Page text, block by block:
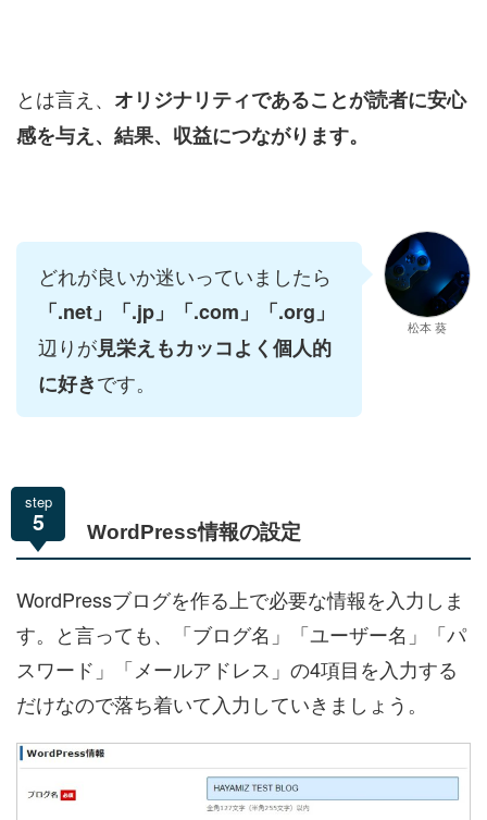
とは言え、 オリジナリティであることが読者に安心
感を与え、結果、収益につながります。
どれが良いか迷いっていましたら
「.net」「.jp」「.com」「.org」
辺りが見栄えもカッコよく個人的
に好きです。
松本 葵
step
5 WordPress情報の設定
WordPressブログを作る上で必要な情報を入力しま
す。と言っても、「ブログ名」「ユーザー名」「パ
スワード」「メールアドレス」の4項目を入力する
だけなので落ち着いて入力していきましょう。